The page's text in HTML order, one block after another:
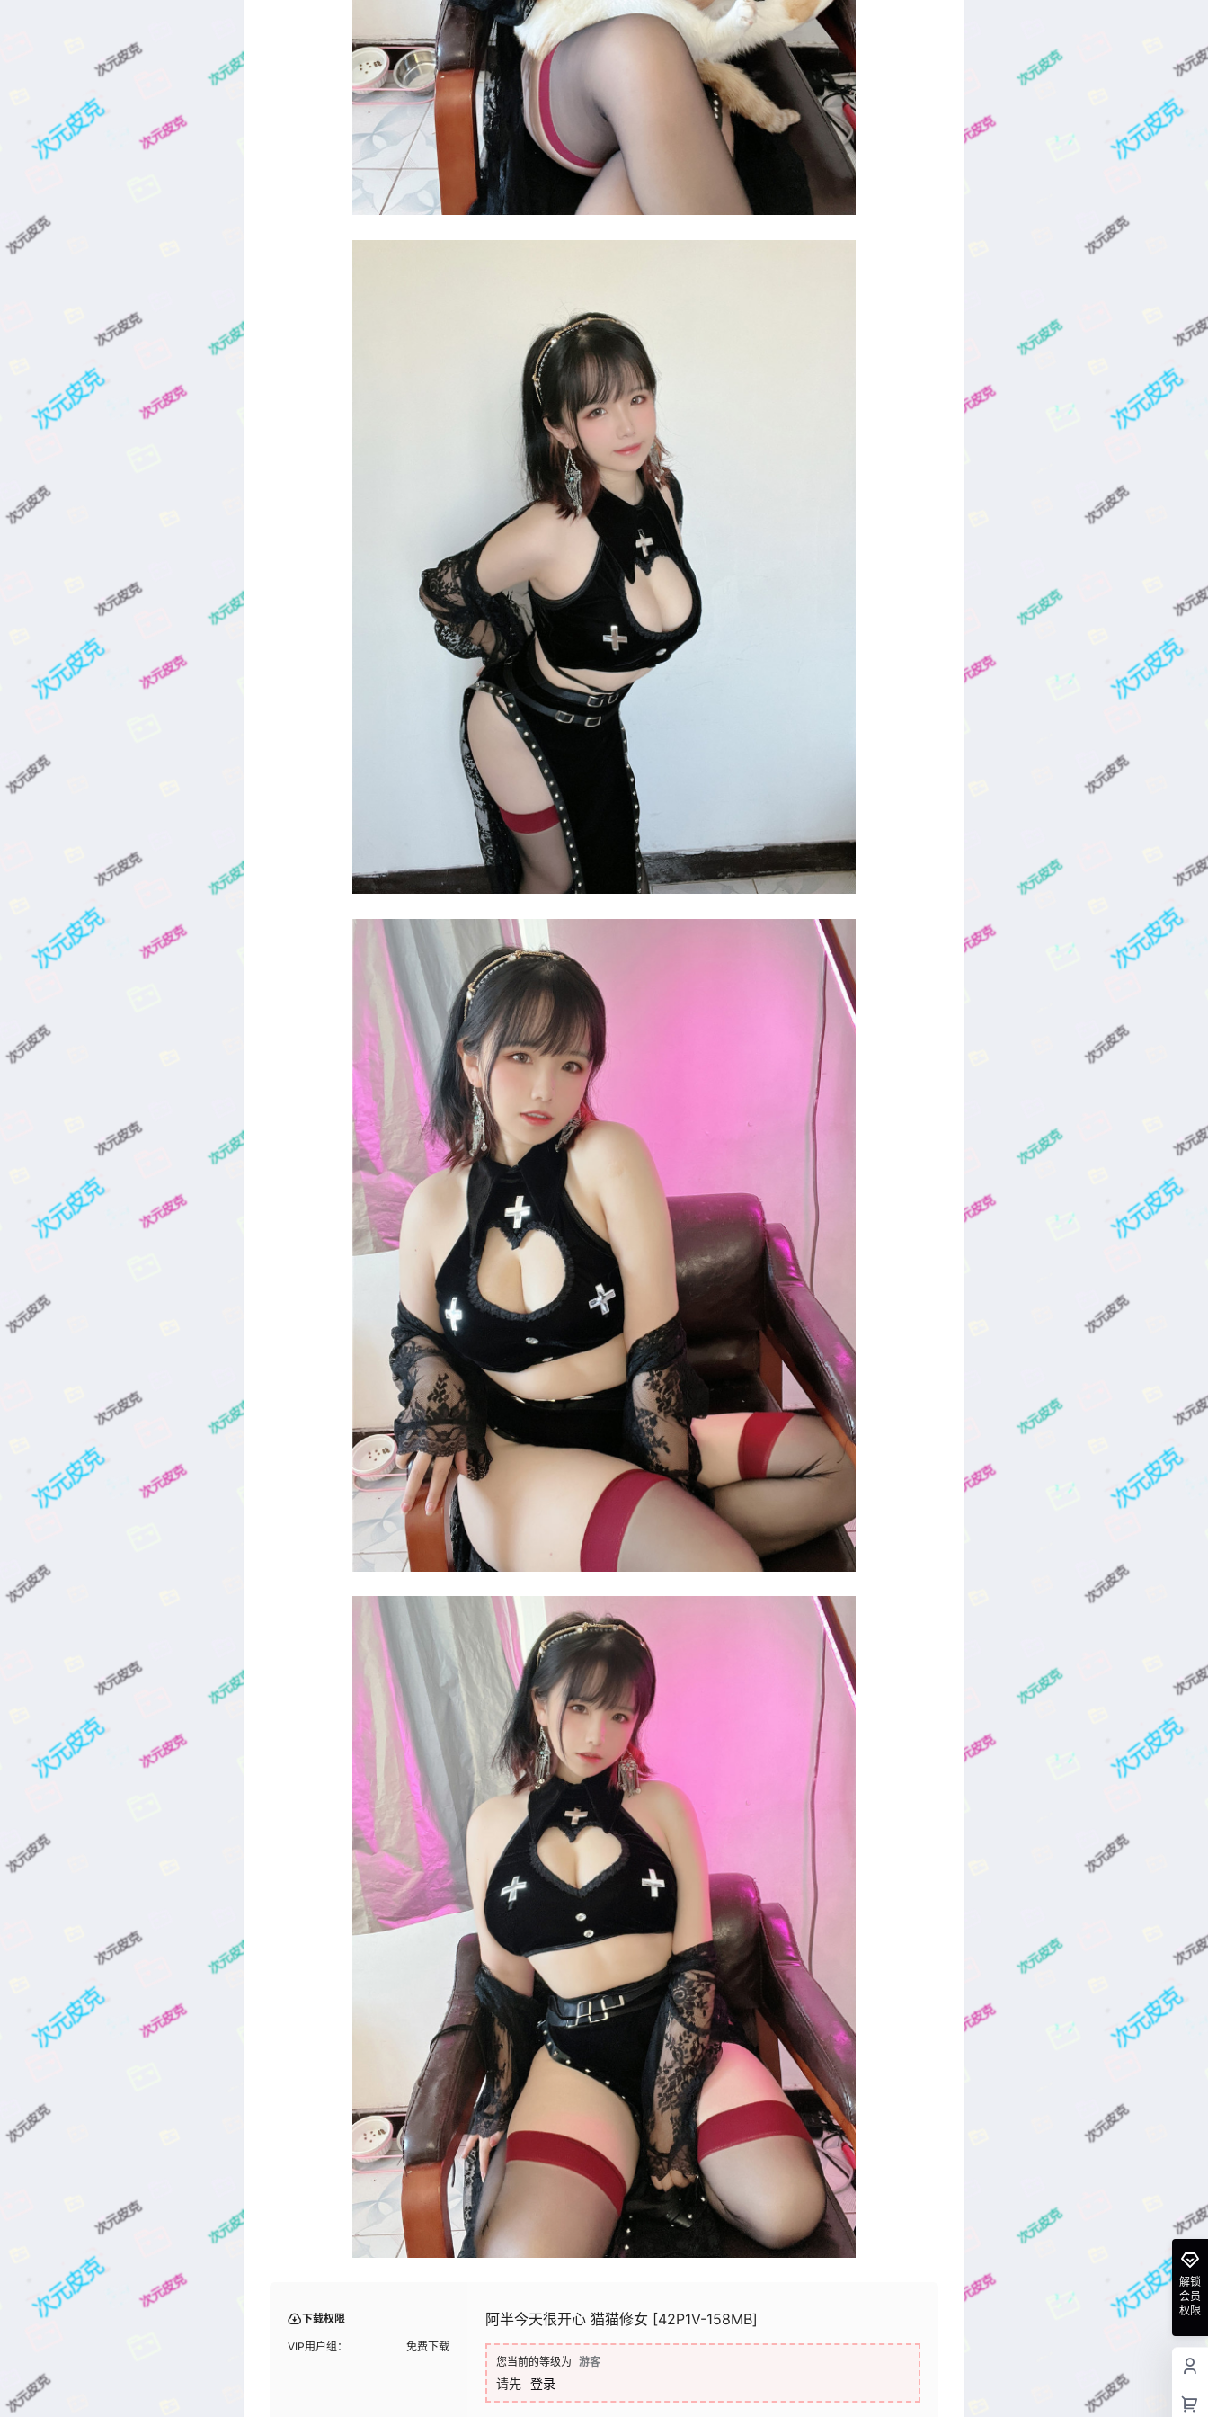
下载权限
VIP用户组： 免费下载
阿半今天很开心 猫猫修女 [42P1V-158MB]
您当前的等级为 游客
请先 登录
解锁
会员
权限